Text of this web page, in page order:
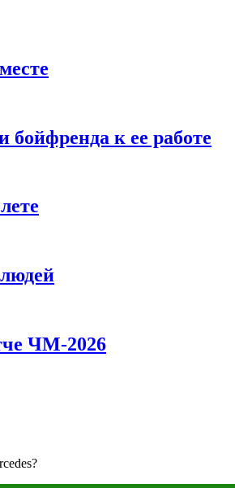
бойфренда к ее работе
ЧМ-2026